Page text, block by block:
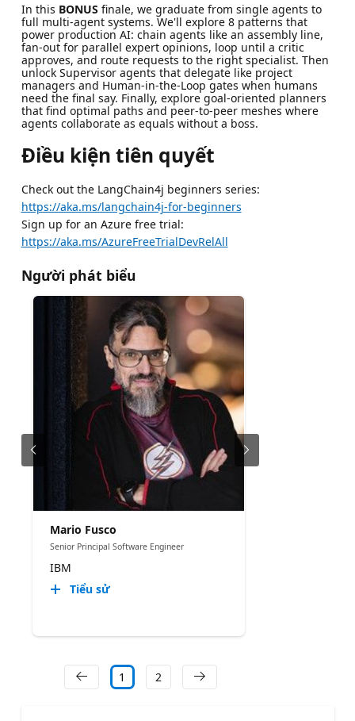
In this BONUS finale, we graduate from single agents to
full multi-agent systems. We'll explore 8 patterns that
power production AI: chain agents like an assembly line,
fan-out for parallel expert opinions, loop until a critic
approves, and route requests to the right specialist. Then
unlock Supervisor agents that delegate like project
managers and Human-in-the-Loop gates when humans
need the final say. Finally, explore goal-oriented planners
that find optimal paths and peer-to-peer meshes where
agents collaborate as equals without a boss.
Điều kiện tiên quyết
Check out the LangChain4j beginners series:
https://aka.ms/langchain4j-for-beginners
Sign up for an Azure free trial:
https://aka.ms/AzureFreeTrialDevRelAll
Người phát biểu
Mario Fusco
Senior Principal Software Engineer
IBM
Tiểu sử
1 2